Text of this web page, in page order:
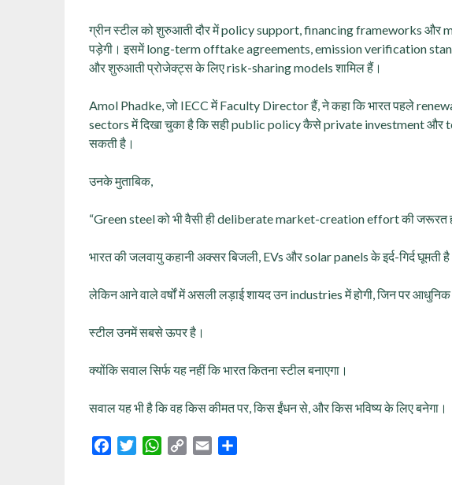
ग्रीन स्टील को शुरुआती दौर में policy support, financing frameworks और
पड़ेगी। इसमें long-term offtake agreements, emission verification
और शुरुआती प्रोजेक्ट्स के लिए risk-sharing models शामिल हैं।
Amol Phadke, जो IECC में Faculty Director हैं, ने कहा कि भारत पहले
sectors में दिखा चुका है कि सही public policy कैसे private investment
सकती है।
उनके मुताबिक,
“Green steel को भी वैसी ही deliberate market-creation effort की जरूरत
भारत की जलवायु कहानी अक्सर बिजली, EVs और solar panels के इर्द-गिर्द घूमती
लेकिन आने वाले वर्षों में असली लड़ाई शायद उन industries में होगी, जिन पर आधुनिक
स्टील उनमें सबसे ऊपर है।
क्योंकि सवाल सिर्फ यह नहीं कि भारत कितना स्टील बनाएगा।
सवाल यह भी है कि वह किस कीमत पर, किस ईंधन से, और किस भविष्य के लिए बनेगा।
FacebookTwitterWhatsApp
Copy
Email